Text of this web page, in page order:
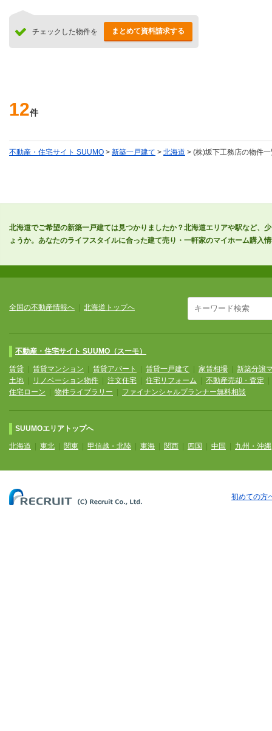
チェックした物件を まとめて資料請求する
12件
不動産・住宅サイト SUUMO > 新築一戸建て > 北海道 > (株)坂下工務店の物件
北海道でご希望の新築一戸建ては見つかりましたか？北海道エリアや駅など、
ょうか。あなたのライフスタイルに合った建て売り・一軒家のマイホーム購入
全国の不動産情報へ 北海道トップへ
不動産・住宅サイト SUUMO（スーモ）
賃貸 賃貸マンション 賃貸アパート 賃貸一戸建て 家賃相場
新築分譲
土地
リノベーション物件 注文住宅 住宅リフォーム 不動産売却・査定
住宅ローン
物件ライブラリー ファイナンシャルプランナー無料相談
SUUMOエリアトップへ
北海道 東北 関東 甲信越・北陸 東海 関西 四国 中国 九州・沖縄
初めての方